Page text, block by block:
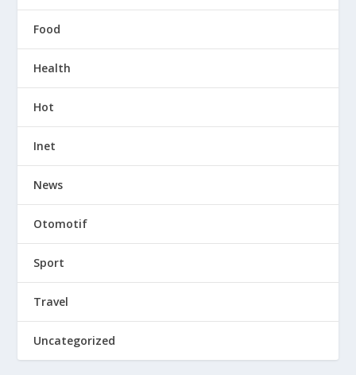
Food
Health
Hot
Inet
News
Otomotif
Sport
Travel
Uncategorized